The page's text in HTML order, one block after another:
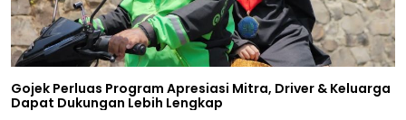
Gojek Perluas Program Apresiasi Mitra, Driver & Keluarga
Dapat Dukungan Lebih Lengkap